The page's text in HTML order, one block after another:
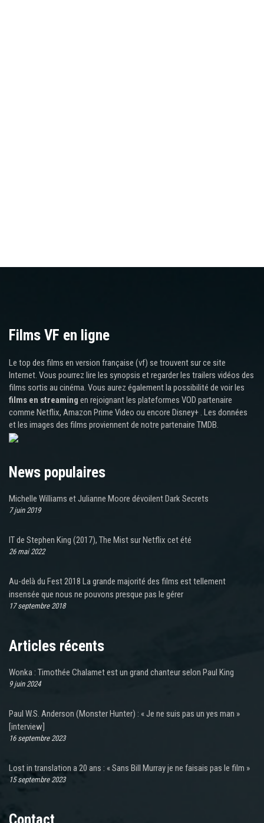
Films VF en ligne
Le top des films en version française (vf) se trouvent sur ce site
Internet. Vous pourrez lire les synopsis et regarder les trailers vidéos des
films sortis au cinéma. Vous aurez également la possibilité de voir les
films en streaming en rejoignant les plateformes VOD partenaire
comme Netflix, Amazon Prime Video ou encore Disney+ . Les données
et les images des films proviennent de notre partenaire TMDB.
News populaires
Michelle Williams et Julianne Moore dévoilent Dark Secrets
7 juin 2019
IT de Stephen King (2017), The Mist sur Netflix cet été
26 mai 2022
Au-delà du Fest 2018 La grande majorité des films est tellement
insensée que nous ne pouvons presque pas le gérer
17 septembre 2018
Articles récents
Wonka : Timothée Chalamet est un grand chanteur selon Paul King
9 juin 2024
Paul W.S. Anderson (Monster Hunter) : « Je ne suis pas un yes man »
[interview]
16 septembre 2023
Lost in translation a 20 ans : « Sans Bill Murray je ne faisais pas le film »
15 septembre 2023